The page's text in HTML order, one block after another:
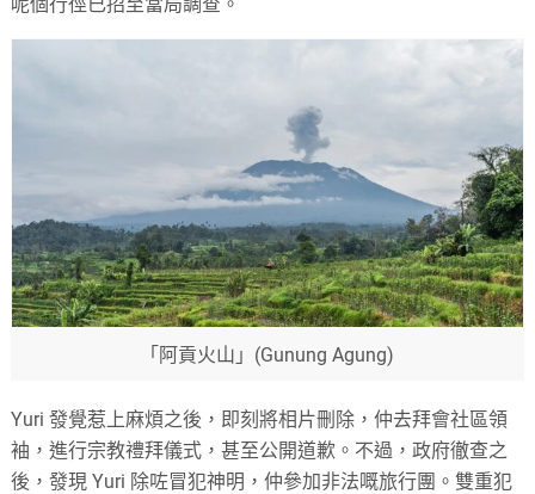
「阿貢火山」(Gunung Agung)
Yuri 發覺惹上麻煩之後，即刻將相片刪除，仲去拜會社區領
袖，進行宗教禮拜儀式，甚至公開道歉。不過，政府徹查之
後，發現 Yuri 除咗冒犯神明，仲參加非法嘅旅行團。雙重犯